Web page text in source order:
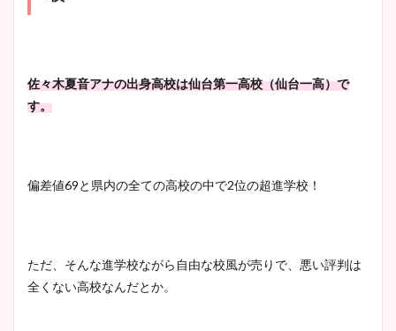
佐々木夏音アナの出身高校は仙台第一高校（仙台一高）で
す。
偏差値69と県内の全ての高校の中で2位の超進学校！
ただ、そんな進学校ながら自由な校風が売りで、悪い評判は
全くない高校なんだとか。